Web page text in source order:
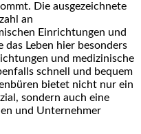
Die ausgezeichnete
an
Einrichtungen und
Leben hier besonders
und medizinische
schnell und bequem
bietet nicht nur ein
sondern auch eine
und Unternehmer